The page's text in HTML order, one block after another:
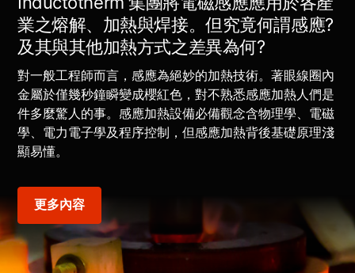
業之熔解、加熱與焊接。但究竟何謂感應?
及其與其他加熱方式之差異為何?
對一般工程師而言，感應為絕妙的加熱技術。著眼線圈內
金屬於僅幾秒鐘瞬變成櫻紅色，對不熟悉感應加熱人們是
件多麼驚人的事。感應加熱設備必備觀念含物理學、電磁
學、電力電子學及程序控制，但感應加熱背後基礎原理淺
顯易懂。
更多內容